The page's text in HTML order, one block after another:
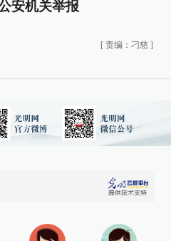
安机关举报
[ 责编：刁慈 ]